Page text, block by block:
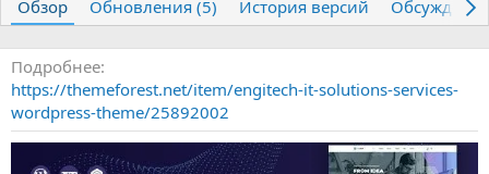
н
и
я
Обзор Обновления (5) История версий
Подробнее
https://themeforest.net/item/engitech-it-solutions-services-
wordpress-theme/25892002